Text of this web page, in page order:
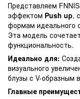
Представляем
эффектом Push up,
формам идеального
Эта модель
функциональность.
Идеально для:
визуального
блузы с V-образным
Главные